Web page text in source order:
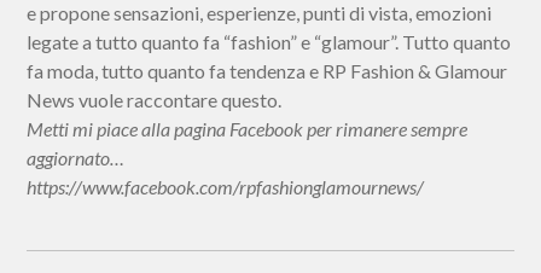
e propone sensazioni, esperienze, punti di vista, emozioni
legate a tutto quanto fa “fashion” e “glamour”. Tutto quanto
fa moda, tutto quanto fa tendenza e RP Fashion & Glamour
News vuole raccontare questo.
Metti mi piace alla pagina Facebook per rimanere sempre
aggiornato…
https://www.facebook.com/rpfashionglamournews/